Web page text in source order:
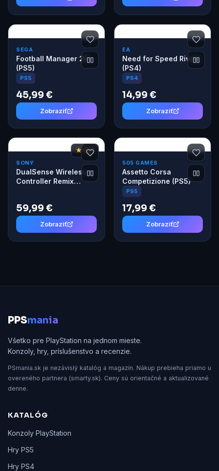
SEGA
Football Manager 26
(PS5)
PS5
45,99 €
Zobraziť
EA
Need for Speed Rivals
(PS4)
PS4
14,99 €
Zobraziť
★ 8,6
SONY
DualSense Wireless
Controller Remix
59,99 €
Zobraziť
505 GAMES
Assetto Corsa
Competizione (PS5)
PS5
17,99 €
Zobraziť
PPSmania
Všetko pre PlayStation na jednom mieste.
Konzoly, hry, príslušenstvo a recenzie.
PSmania.sk je nezávislý katalóg a magazín. Nákup prebieha priamo u
overeného partnera (smarty.sk). Ceny sú orientačné a aktualizované
denne.
KATALÓG
Konzoly PlayStation
Hry PS5
Hry PS4